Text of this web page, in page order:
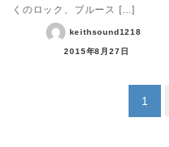
くのロック、ブルース […]
keithsound1218
2015年8月27日
1